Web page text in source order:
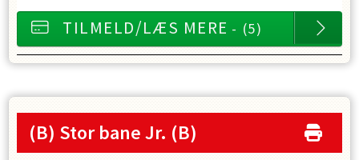
TILMELD/LÆS MERE - (5)
(B) Stor bane Jr. (B)